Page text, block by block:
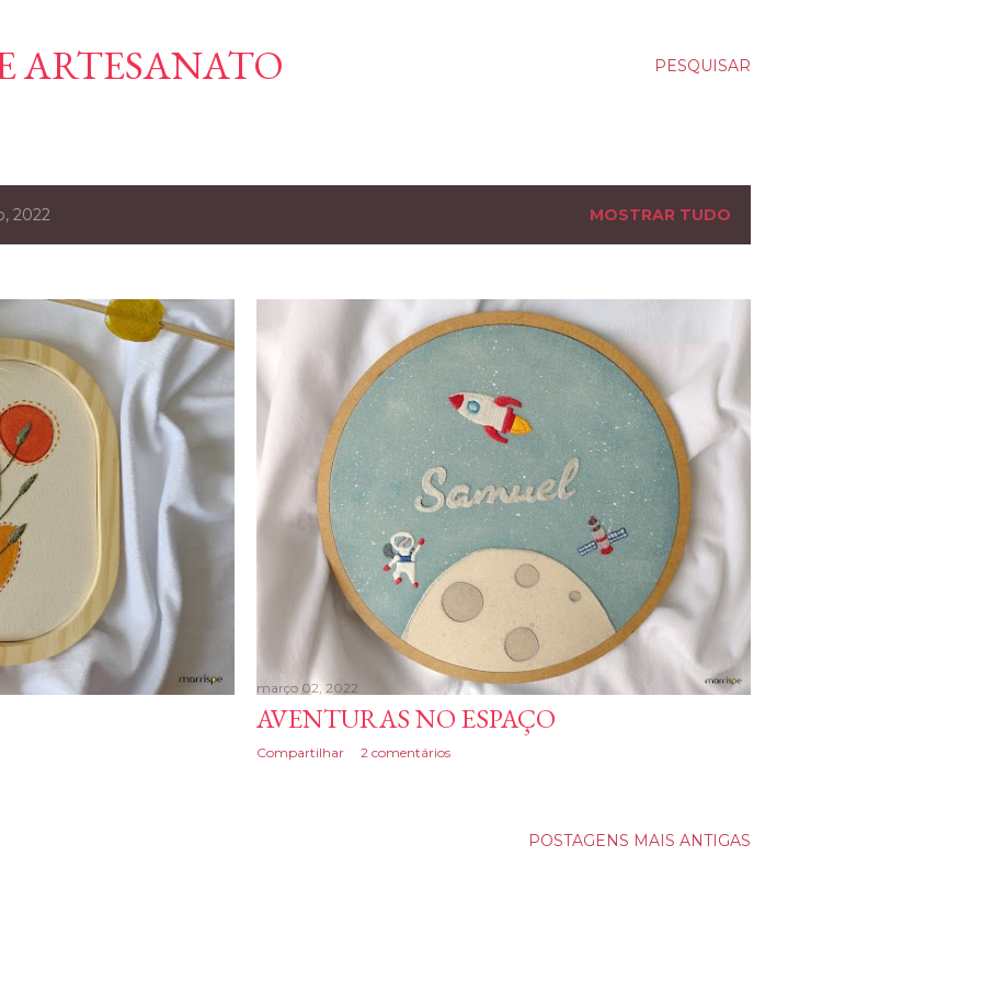
PESQUISAR
ARTESANATO
2022 MOSTRAR TUDO
março 02, 2022
AVENTURAS NO ESPAÇO
Compartilhar 2 comentários
POSTAGENS MAIS ANTIGAS